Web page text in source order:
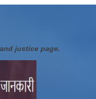
justice page.